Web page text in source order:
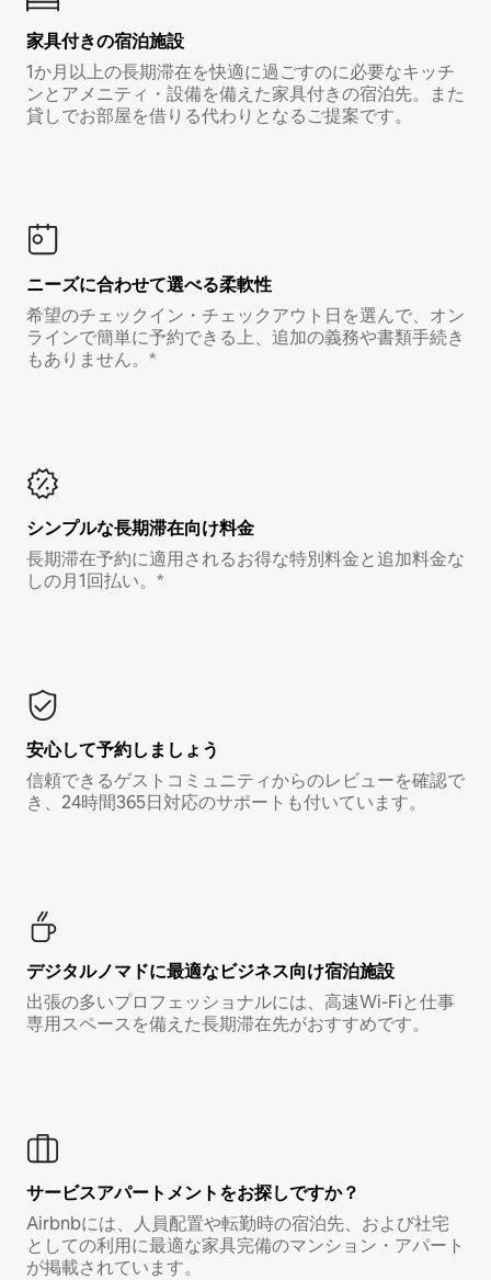
家具付き⁠の宿⁠泊⁠施⁠設
1か月以上の長期滞在を快適に過ごすのに必要なキッチ
ンとアメニティ・設備を備えた家具付きの宿泊先。また
貸しでお部屋を借りる代わりとなるご提案です。
ニーズに合わせて選べる柔軟性
希望のチェックイン・チェックアウト日を選んで、オン
ラインで簡単に予約できる上、追加の義務や書類手続き
もありません。*
シンプルな長期滞在向け料金
長期滞在予約に適用されるお得な特別料金と追加料金な
しの月1回払い。*
安心して予約しましょう
信頼できるゲストコミュニティからのレビューを確認で
き、24時間365日対応のサポートも付いています。
デジタルノマド⁠に最⁠適⁠なビ⁠ジ⁠ネ⁠ス⁠向⁠け宿⁠泊⁠施⁠設
出張の多いプロフェッショナルには、高速Wi-Fiと仕事
専用スペースを備えた長期滞在先がおすすめです。
サービスアパートメントをお探しですか？
Airbnbには、人員配置や転勤時の宿泊先、および社宅
としての利用に最適な家具完備のマンション・アパート
が掲載されています。